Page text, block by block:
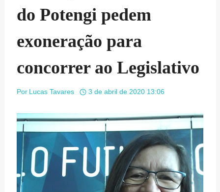
do Potengi pedem
exoneração para
concorrer ao Legislativo
Por Lucas Tavares 3 de abril de 2020 13:06